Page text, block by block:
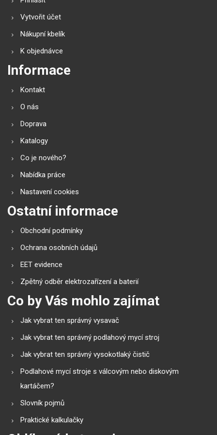
Vytvořit účet
Nákupní kbelík
K objednávce
Informace
Kontakt
O nás
Doprava
Katalogy
Co je nového?
Nabídka práce
Nastavení cookies
Ostatní informace
Obchodní podmínky
Ochrana osobních údajů
EET evidence
Zpětný odběr elektrozařízení a baterií
Co by Vás mohlo zajímat
Jak vybrat ten správný vysavač
Jak vybrat ten správný podlahový mycí stroj
Jak vybrat ten správný vysokotlaký čistič
Podlahové mycí stroje s válcovým nebo diskovým
kartáčem?
Slovník pojmů
Praktické kalkulačky